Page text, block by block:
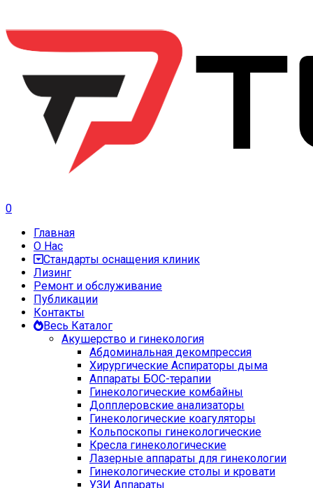
0
Главная
О Нас
Стандарты оснащения клиник
Лизинг
Ремонт и обслуживание
Публикации
Контакты
Весь Каталог
Акушерство и гинекология
Абдоминальная декомпрессия
Хирургические Аспираторы дыма
Аппараты БОС-терапии
Гинекологические комбайны
Допплеровские анализаторы
Гинекологические коагуляторы
Кольпоскопы гинекологические
Кресла гинекологические
Лазерные аппараты для гинекологии
Гинекологические столы и кровати
УЗИ Аппараты